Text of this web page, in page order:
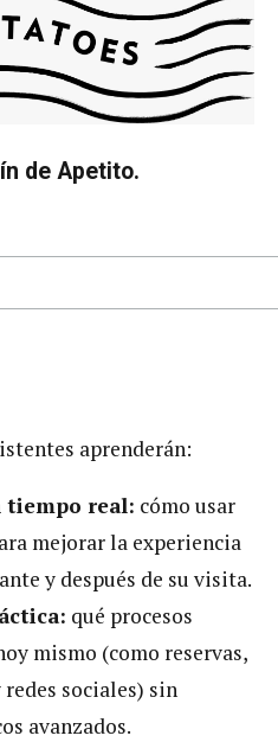
de Apetito.
aprenderán:
tiempo real: cómo usar
mejorar la experiencia
y después de su visita.
qué procesos
mismo (como reservas,
sociales) sin
avanzados.